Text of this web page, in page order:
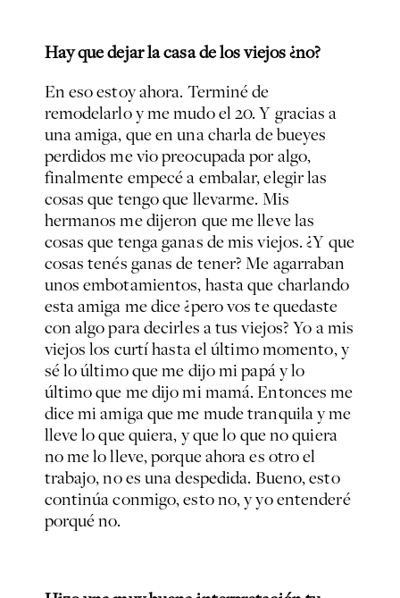
Hay que dejar la casa de los viejos ¿no?
En eso estoy ahora. Terminé de
remodelarlo y me mudo el 20. Y gracias a
una amiga, que en una charla de bueyes
perdidos me vio preocupada por algo,
finalmente empecé a embalar, elegir las
cosas que tengo que llevarme. Mis
hermanos me dijeron que me lleve las
cosas que tenga ganas de mis viejos. ¿Y que
cosas tenés ganas de tener? Me agarraban
unos embotamientos, hasta que charlando
esta amiga me dice ¿pero vos te quedaste
con algo para decirles a tus viejos? Yo a mis
viejos los curtí hasta el último momento, y
sé lo último que me dijo mi papá y lo
último que me dijo mi mamá. Entonces me
dice mi amiga que me mude tranquila y me
lleve lo que quiera, y que lo que no quiera
no me lo lleve, porque ahora es otro el
trabajo, no es una despedida. Bueno, esto
continúa conmigo, esto no, y yo entenderé
porqué no.